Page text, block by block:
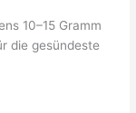
10–15 Gramm
die gesündeste